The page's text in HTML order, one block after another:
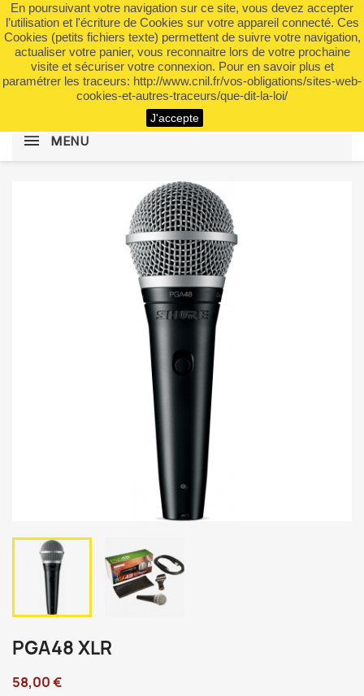
En poursuivant votre navigation sur ce site, vous devez accepter
l’utilisation et l'écriture de Cookies sur votre appareil connecté. Ces
Cookies (petits fichiers texte) permettent de suivre votre navigation,
actualiser votre panier, vous reconnaitre lors de votre prochaine
visite et sécuriser votre connexion. Pour en savoir plus et
paramétrer les traceurs: http://www.cnil.fr/vos-obligations/sites-web-
cookies-et-autres-traceurs/que-dit-la-loi/
J'accepte
 shopping_cart (0)

search
MENU
PGA48 XLR
58,00 €